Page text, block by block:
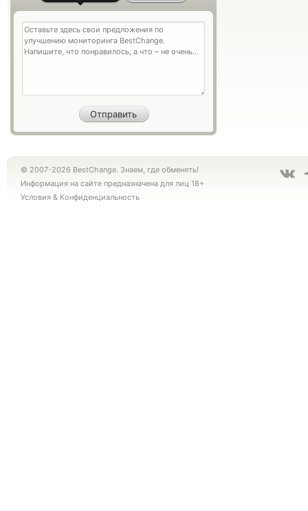
© 2007-2026 BestChange. Знаем, где обменять!
Информация на сайте предназначена для лиц 18+
Условия & Конфиденциальность